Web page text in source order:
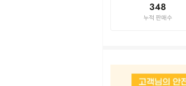
348
누적 판매수